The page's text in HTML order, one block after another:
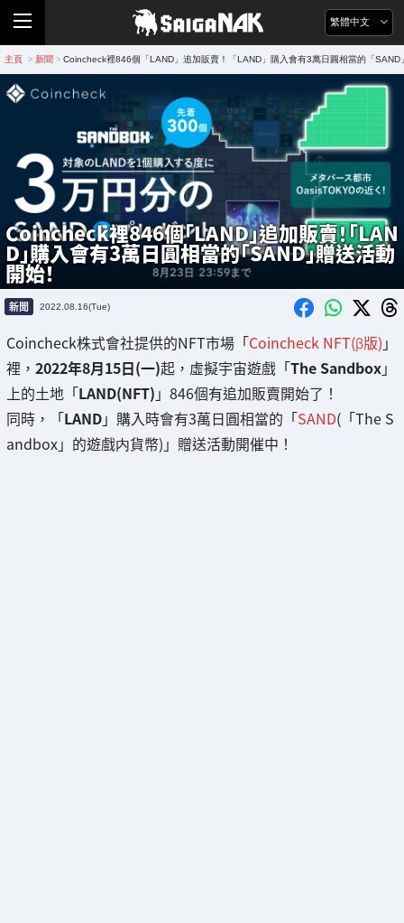
繁體中文
主頁 > 新聞 > Coincheck裡846個「LAND」追加販賣！「LAND」購入會有3萬日圓相當的「SAND
Coincheck裡846個「LAND」追加販賣！「LAN
D」購入會有3萬日圓相當的「SAND」贈送活動
開始！
新聞 2022.08.16(Tue)
Coincheck株式會社提供的NFT市場「Coincheck NFT(β版) 」
裡， 2022年8月15日(一)起，虛擬宇宙遊戲「The Sandbox」
上的土地「LAND(NFT) 」846個有追加販賣開始了！
同時，「LAND」購入時會有3萬日圓相當的「SAND(「The S
andbox」的遊戲内貨幣)」贈送活動開催中！